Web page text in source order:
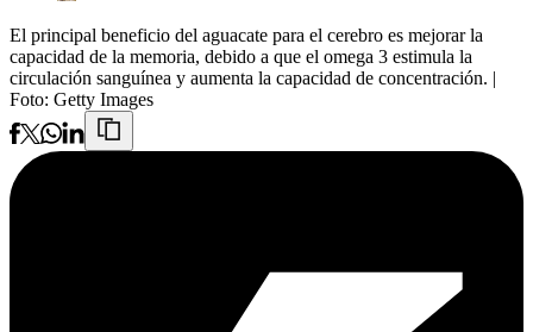
El principal beneficio del aguacate para el cerebro es mejorar la
capacidad de la memoria, debido a que el omega 3 estimula la
circulación sanguínea y aumenta la capacidad de concentración. |
Foto: Getty Images